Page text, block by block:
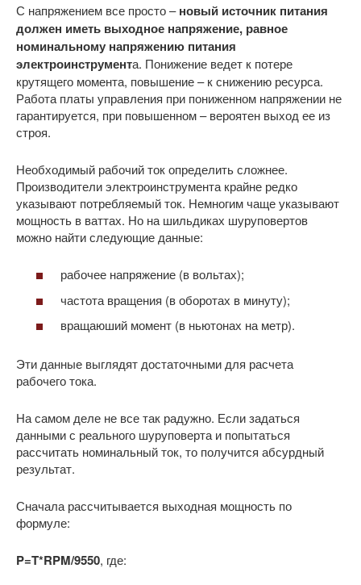
С напряжением все просто –новый источник питания
должен иметь выходное напряжение, равное
номинальному напряжению питания
электроинструмента. Понижение ведет к потере
крутящего момента, повышение – к снижению ресурса.
Работа платы управления при пониженном напряжении не
гарантируется, при повышенном – вероятен выход ее из
строя.
Необходимый рабочий ток определить сложнее.
Производители электроинструмента крайне редко
указывают потребляемый ток. Немногим чаще указывают
мощность в ваттах. Но на шильдиках шуруповертов
можно найти следующие данные:
рабочее напряжение (в вольтах);
частота вращения (в оборотах в минуту);
вращаюший момент (в ньютонах на метр).
Эти данные выглядят достаточными для расчета
рабочего тока.
На самом деле не все так радужно. Если задаться
данными с реального шуруповерта и попытаться
рассчитать номинальный ток, то получится абсурдный
результат.
Сначала рассчитывается выходная мощность по
формуле:
P=T*RPM/9550, где: